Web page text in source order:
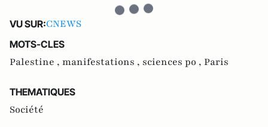
VU SUR:CNEWS
MOTS-CLES
Palestine , manifestations , sciences po , Paris
THEMATIQUES
Société